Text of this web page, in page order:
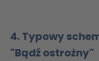
4. Typowy
"Bądź ostrożny"